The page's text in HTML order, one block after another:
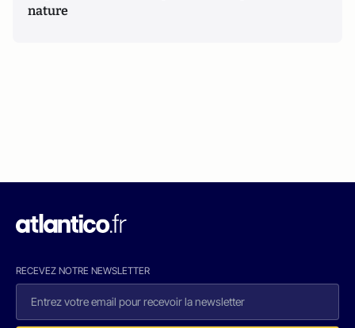
nature
RECEVEZ NOTRE NEWSLETTER